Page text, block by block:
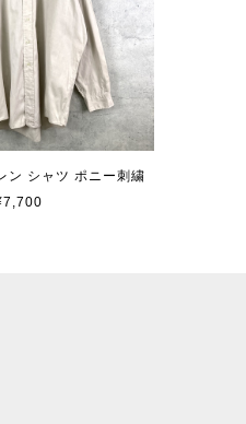
ン シャツ ポニー刺繍